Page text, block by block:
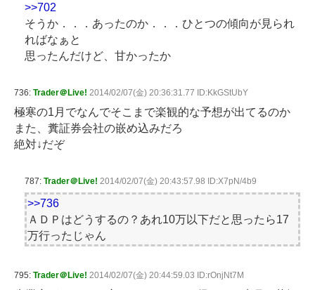
>>702
そうか．．．あったのか．．．ひとつの傾向が見られ
ればなぁと
思ったんだけど、甘かったか
736: Trader＠Live! 2014/02/07(金) 20:36:31.77 ID:KkGStUbY
極寒の1月でなんでそこまで楽観的な予想が出てるのか
また、糞証券会社の嵌め込みだろ
絶対↓だぞ
787: Trader＠Live! 2014/02/07(金) 20:43:57.98 ID:X7pN/4b9
>>736
ＡＤＰはどうするの？あれ10万以下だと思ったら17
万行ったじゃん
795: Trader＠Live! 2014/02/07(金) 20:44:59.03 ID:rOnjNt7M